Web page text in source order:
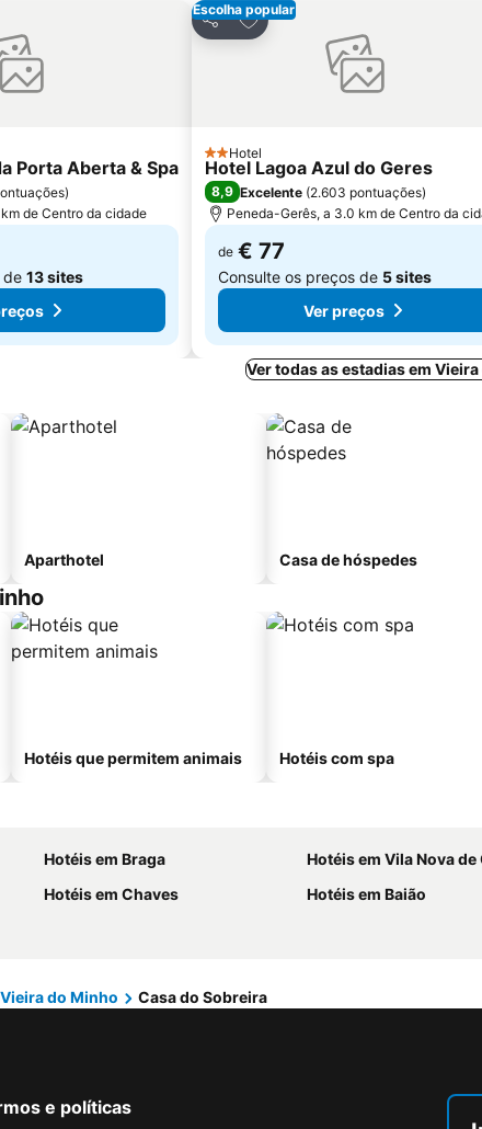
Porta Aberta & Spa
)
de Centro da cidade
de 13 sites
Escolha popular
Partilhar
Adicionar aos favoritos
2 Estrelas
Hotel
Hotel Lagoa Azul do Geres
8,9 Excelente (2.603 pontuações)
Peneda-Gerês, a 3.0 km de Centro da
de € 77
Consulte os preços de 5 sites
Ver preços
Ver todas as estadias em
Aparthotel Casa de hóspedes
Hotéis que permitem animais Hotéis com spa
Hotéis em Braga
Hotéis em Vila Nova de
Hotéis em Chaves
Hotéis em Baião
Vieira do Minho Casa do Sobreira
e políticas